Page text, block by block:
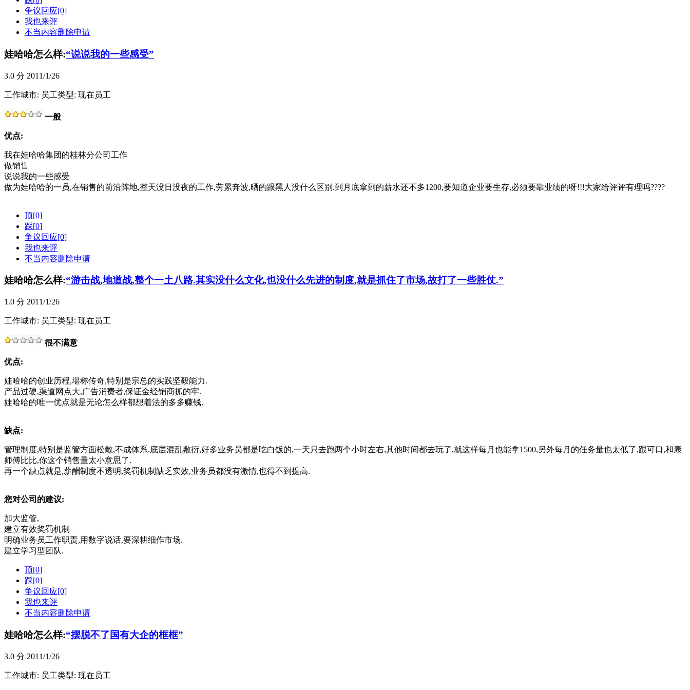
争议回应[0]
我也来评
不当内容删除申请
娃哈哈怎么样:“说说我的一些感受”
3.0 分 2011/1/26
工作城市: 员工类型: 现在员工
一般
优点:
我在娃哈哈集团的桂林分公司工作
做销售
说说我的一些感受
做为娃哈哈的一员,在销售的前沿阵地,整天没日没夜的工作,劳累奔波,晒的跟黑人没什么区别.到月底拿到的薪水还不多1200,要知道企业要生存,必须要靠业绩的呀!!!大家给评评有理吗????
顶[0]
踩[0]
争议回应[0]
我也来评
不当内容删除申请
娃哈哈怎么样:“游击战,地道战,整个一土八路.其实没什么文化,也没什么先进的制度,就是抓住了市场,故打了一些胜仗.”
1.0 分 2011/1/26
工作城市: 员工类型: 现在员工
很不满意
优点:
娃哈哈的创业历程,堪称传奇,特别是宗总的实践坚毅能力.
产品过硬,渠道网点大,广告消费者,保证金经销商抓的牢.
娃哈哈的唯一优点就是无论怎么样都想着法的多多赚钱.
缺点:
管理制度,特别是监管方面松散,不成体系.底层混乱敷衍,好多业务员都是吃白饭的,一天只去跑两个小时左右,其他时间都去玩了,就这样每月也能拿1500,另外每月的任务量也太低了,跟可口,和康
师傅比比,你这个销售量太小意思了.
再一个缺点就是,薪酬制度不透明,奖罚机制缺乏实效,业务员都没有激情,也得不到提高.
您对公司的建议:
加大监管,
建立有效奖罚机制
明确业务员工作职责,用数字说话,要深耕细作市场.
建立学习型团队.
顶[0]
踩[0]
争议回应[0]
我也来评
不当内容删除申请
娃哈哈怎么样:“摆脱不了国有大企的框框”
3.0 分 2011/1/26
工作城市: 员工类型: 现在员工